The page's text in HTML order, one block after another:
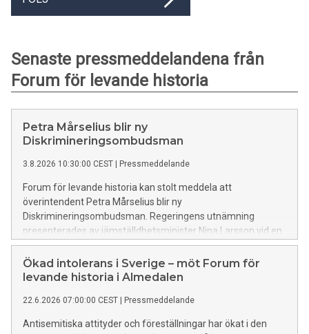
Senaste pressmeddelandena från
Forum för levande historia
Petra Mårselius blir ny
Diskrimineringsombudsman
3.8.2026 10:30:00 CEST Pressmeddelande
Forum för levande historia kan stolt meddela att
överintendent Petra Mårselius blir ny
Diskrimineringsombudsman. Regeringens utnämning
presenterades av jämställdhetsminister Nina Larsson vid en
pressträff tidigare i dag. Petra Mårselius tillträder som
Diskrimineringsombudsman den 1 december.
Ökad intolerans i Sverige – möt Forum för
levande historia i Almedalen
22.6.2026 07:00:00 CEST Pressmeddelande
Antisemitiska attityder och föreställningar har ökat i den